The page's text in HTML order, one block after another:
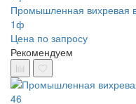
Промышленная вихревая
1ф
Цена по запросу
Рекомендуем